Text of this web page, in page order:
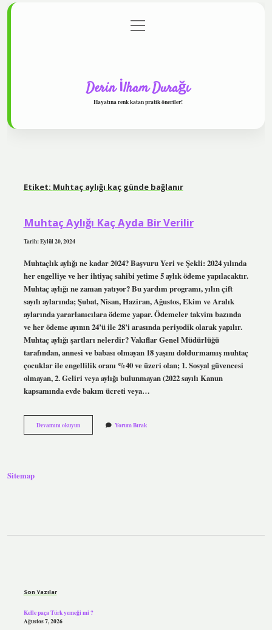
Gizlilik Politikası
menüyü
aç
Derin İlham Durağı
Hayatına renk katan pratik öneriler!
Etiket: Muhtaç aylığı kaç günde bağlanır
Muhtaç Aylığı Kaç Ayda Bir Verilir
Tarih: Eylül 20, 2024
Muhtaçlık aylığı ne kadar 2024? Başvuru Yeri ve Şekli: 2024 yılında
her engelliye ve her ihtiyaç sahibi yetime 5 aylık ödeme yapılacaktır.
Muhtaç aylığı ne zaman yatıyor? Bu yardım programı, yılın çift
sayılı aylarında; Şubat, Nisan, Haziran, Ağustos, Ekim ve Aralık
aylarında yararlanıcılara ödeme yapar. Ödemeler takvim bazında
ve her ödeme ayının 24’ü ile 28’i arasında periyodik olarak yapılır.
Muhtaç aylığı şartları nelerdir? Vakıflar Genel Müdürlüğü
tarafından, annesi ve babası olmayan 18 yaşını doldurmamış muhtaç
çocuklar ile engellilik oranı %40 ve üzeri olan; 1. Sosyal güvencesi
olmayan, 2. Geliri veya aylığı bulunmayan (2022 sayılı Kanun
kapsamında evde bakım ücreti veya…
Devamını okuyunMuhtaç
Aylığı
Yorum Bırak
Sitemap
Son Yazılar
Kelle paça Türk yemeği mi ?
Ağustos 7, 2026